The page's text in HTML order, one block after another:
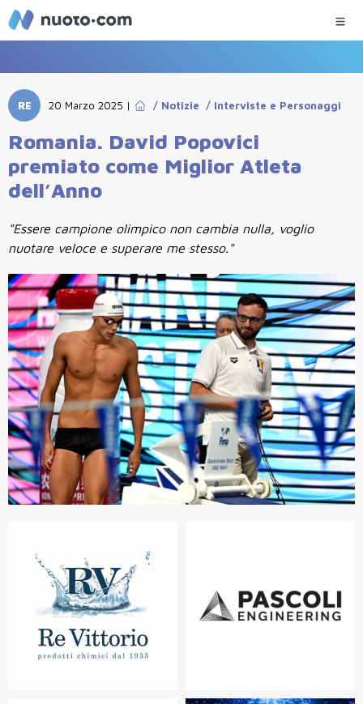
RE 20 Marzo 2025 | / Notizie / Interviste e Personaggi
Romania. David Popovici
premiato come Miglior Atleta
dell’Anno
"Essere campione olimpico non cambia nulla, voglio
nuotare veloce e superare me stesso."